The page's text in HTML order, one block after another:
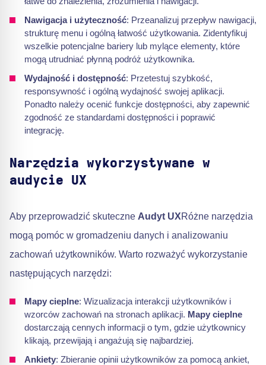
Nawigacja i użyteczność: Przeanalizuj przepływ nawigacji,
strukturę menu i ogólną łatwość użytkowania. Zidentyfikuj
wszelkie potencjalne bariery lub mylące elementy, które
mogą utrudniać płynną podróż użytkownika.
Wydajność i dostępność: Przetestuj szybkość,
responsywność i ogólną wydajność swojej aplikacji.
Ponadto należy ocenić funkcje dostępności, aby zapewnić
zgodność ze standardami dostępności i poprawić
integrację.
Narzędzia wykorzystywane w
audycie UX
Aby przeprowadzić skuteczne Audyt UXRóżne narzędzia
mogą pomóc w gromadzeniu danych i analizowaniu
zachowań użytkowników. Warto rozważyć wykorzystanie
następujących narzędzi:
Mapy cieplne: Wizualizacja interakcji użytkowników i
wzorców zachowań na stronach aplikacji. Mapy cieplne
dostarczają cennych informacji o tym, gdzie użytkownicy
klikają, przewijają i angażują się najbardziej.
Ankiety: Zbieranie opinii użytkowników za pomocą ankiet,